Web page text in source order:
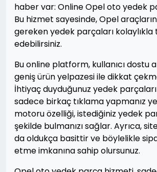
haber var: Online Opel oto yedek
Bu hizmet sayesinde, Opel
gereken yedek parçaları kolaylıkla
edebilirsiniz.
Bu online platform, kullanıcı dostu
geniş ürün yelpazesi ile dikkat
İhtiyaç duyduğunuz yedek
sadece birkaç tıklama yapmanız
motoru özelliği, istediğiniz yedek
şekilde bulmanızı sağlar. Ayrıca,
da oldukça basittir ve böylelikle
etme imkanına sahip olursunuz.